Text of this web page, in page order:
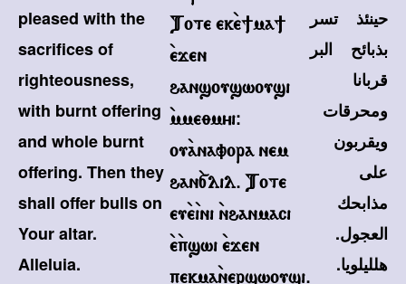
pleased with the
sacrifices of
righteousness,
with burnt offering
and whole burnt
offering. Then they
shall offer bulls on
Your altar.
Alleluia.
Tote ek`e]ma]
`ejen
hansouswousi
`mme;myi@
ou`anavora nem
han`[lil. Tote
eu`e`ini `nhanmaci
`e`pswi `ejen
pekma`nerswousi.
حينئذ تسر
بذبائح البر
قربانا
ومحرقات
ويقربون
على
مذابحك
العجول.
هلليلويا.